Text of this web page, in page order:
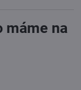
máme na